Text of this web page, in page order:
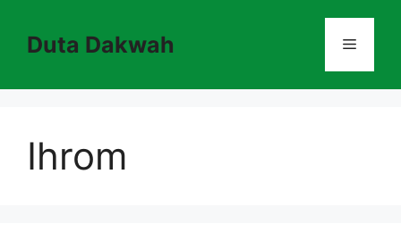
contentDuta Dakwah Menu
Ihrom